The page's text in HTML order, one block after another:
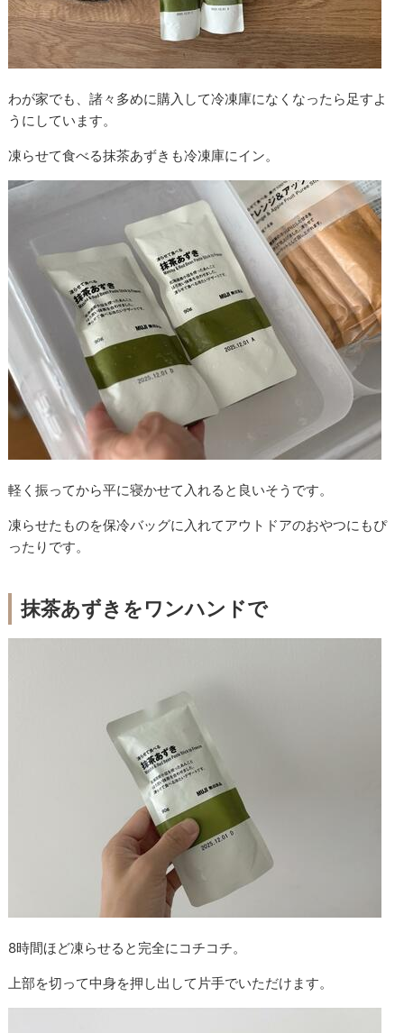
わが家でも、諸々多めに購入して冷凍庫になくなったら足すよ
うにしています。
凍らせて食べる抹茶あずきも冷凍庫にイン。
軽く振ってから平に寝かせて入れると良いそうです。
凍らせたものを保冷バッグに入れてアウトドアのおやつにもぴ
ったりです。
抹茶あずきをワンハンドで
8時間ほど凍らせると完全にコチコチ。
上部を切って中身を押し出して片手でいただけます。